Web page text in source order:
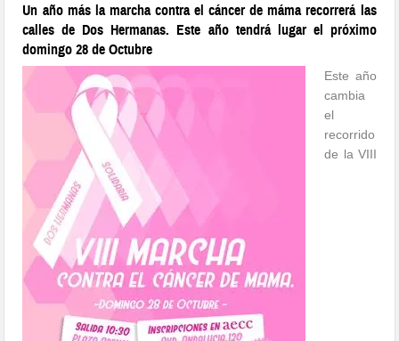
Un año más la marcha contra el cáncer de máma recorrerá las
calles de Dos Hermanas. Este año tendrá lugar el próximo
domingo 28 de Octubre
Este año
cambia
el
recorrido
de la VIII